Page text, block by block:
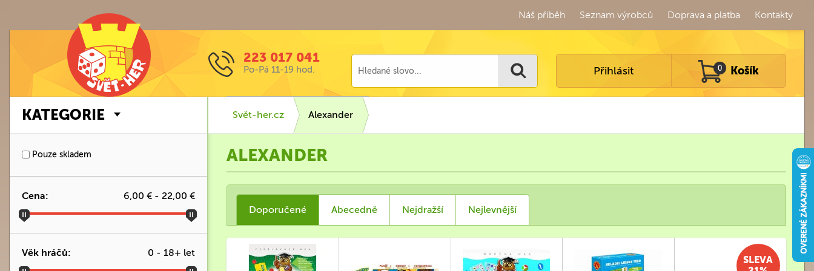
Náš příběh Seznam výrobců Doprava a platba Kontakty
223 017 041
Po-Pá 11-19 hod. Přihlásit 0 Košík
KATEGORIE
Pouze skladem
6,00 € - 22,00 €
Cena:
0 - 18+ let
Věk hráčů:
Svět-her.cz Alexander
ALEXANDER
Doporučené Abecedně Nejdražší Nejlevnější
SLEVA